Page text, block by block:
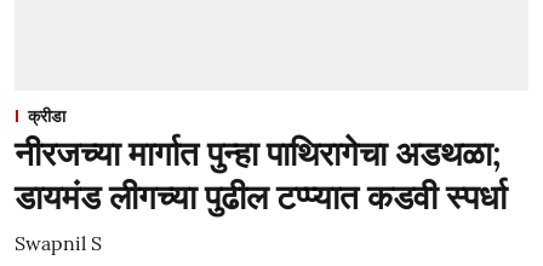
क्रीडा
नीरजच्या मार्गात पुन्हा पाथिरागेचा अडथळा;
डायमंड लीगच्या पुढील टप्प्यात कडवी स्पर्धा
Swapnil S